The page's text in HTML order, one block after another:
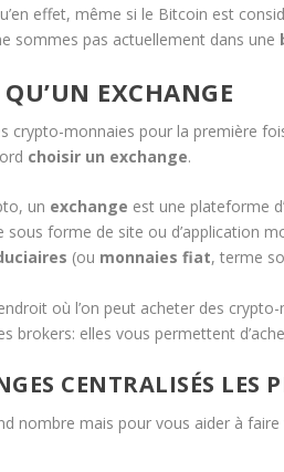
effet, même si le Bitcoin est
sommes pas actuellement dans une
QU’UN EXCHANGE
crypto-monnaies pour la première
choisir un exchange.
un exchange est une plateforme
sous forme de site ou d’application
(ou monnaies fiat, terme
où l’on peut acheter des
brokers: elles vous permettent
CENTRALISÉS LES
nombre mais pour vous aider à